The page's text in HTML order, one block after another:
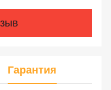
Гарантия